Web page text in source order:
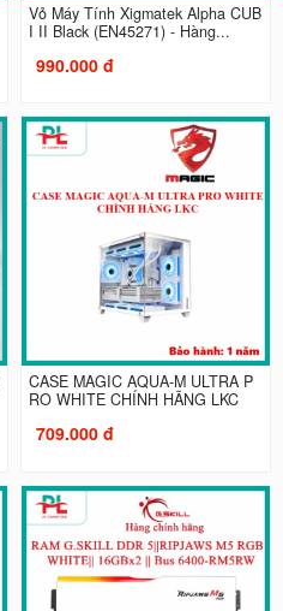
Vỏ Máy Tính Xigmatek Alpha CUB
I II Black (EN45271) - Hàng...
990.000 đ
CASE MAGIC AQUA-M ULTRA P
RO WHITE CHÍNH HÃNG LKC
709.000 đ